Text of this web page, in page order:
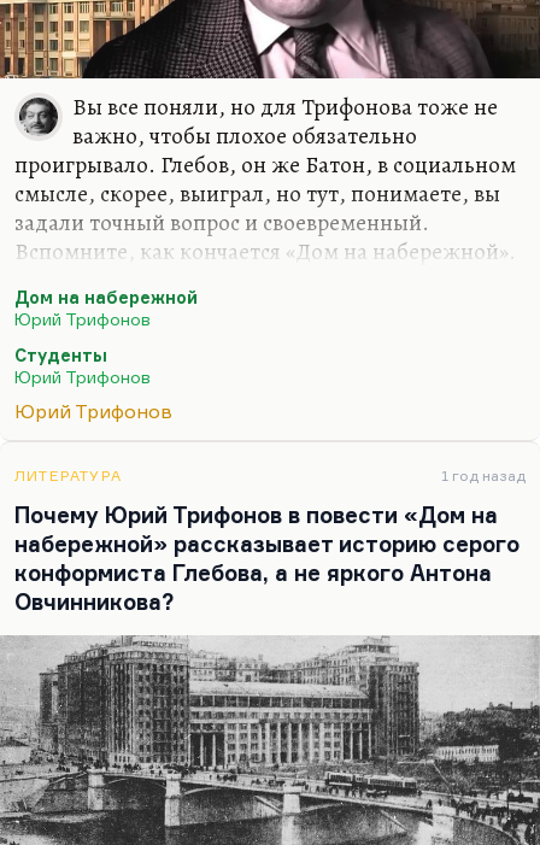
Вы все поняли, но для Трифонова тоже не
важно, чтобы плохое обязательно
проигрывало. Глебов, он же Батон, в социальном
смысле, скорее, выиграл, но тут, понимаете, вы
задали точный вопрос и своевременный.
Вспомните, как кончается «Дом на набережной».
Шулепы это чудо еще возможно, и, кстати
говоря, это оказалось правдой. Потому что в
конечном итоге выиграли Шулепы. Они
устраивались мясниками, сторожами, от них
зависело добыть место на кладбище или
взяли, мир Глебовых рухнул. И очень хорошо
понимал это Трифонов: а вдруг чудо, такая
возможность для Шулепы существует?
Потому что для…
Дом на набережной
Юрий Трифонов
Студенты
Юрий Трифонов
Юрий Трифонов
ЛИТЕРАТУРА 1 год назад
Почему Юрий Трифонов в повести «Дом на
набережной» рассказывает историю серого
конформиста Глебова, а не яркого Антона
Овчинникова?